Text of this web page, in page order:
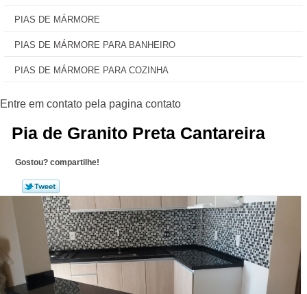
PIAS DE MÁRMORE
PIAS DE MÁRMORE PARA BANHEIRO
PIAS DE MÁRMORE PARA COZINHA
Pia de Granito Preta Cantareira
Gostou? compartilhe!